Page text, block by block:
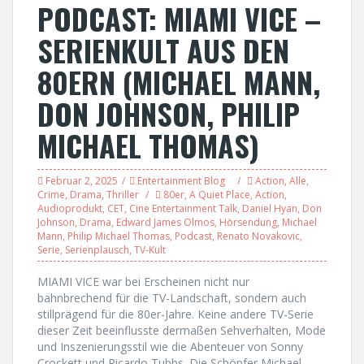
PODCAST: MIAMI VICE –
SERIENKULT AUS DEN
80ERN (MICHAEL MANN,
DON JOHNSON, PHILIP
MICHAEL THOMAS)
Februar 2, 2025 Entertainment Blog Action, Alle,
Crime, Drama, Thriller 80er, A Quiet Place, Action,
Audioprodukt, CET, Cine Entertainment Talk, Daniel Hyan, Don
Johnson, Drama, Edward James Olmos, Hörsendung, Michael
Mann, Philip Michael Thomas, Podcast, Renato Novakovic,
Serie, Serienplausch, TV-Kult
MIAMI VICE war bei Erscheinen nicht nur
bahnbrechend für die TV-Landschaft, sondern auch
stillprägend für die 80er-Jahre. Keine andere TV-Serie
dieser Zeit beeinflusste dermaßen Sehverhalten, Mode
und Inszenierungsstil wie die Abenteuer von Sonny